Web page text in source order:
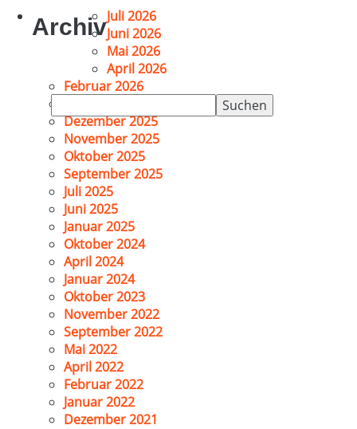
Suchen
nach:
ArchivJuli 2026
Juni 2026
Mai 2026
April 2026
Februar 2026
Dezember 2025
November 2025
Oktober 2025
September 2025
Juli 2025
Juni 2025
Januar 2025
Oktober 2024
April 2024
Januar 2024
Oktober 2023
November 2022
September 2022
Mai 2022
April 2022
Februar 2022
Januar 2022
Dezember 2021